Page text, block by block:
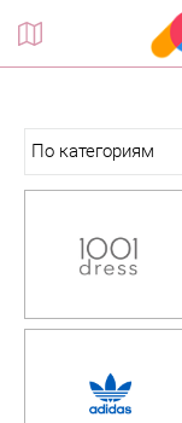
Планы этажей
По категориям